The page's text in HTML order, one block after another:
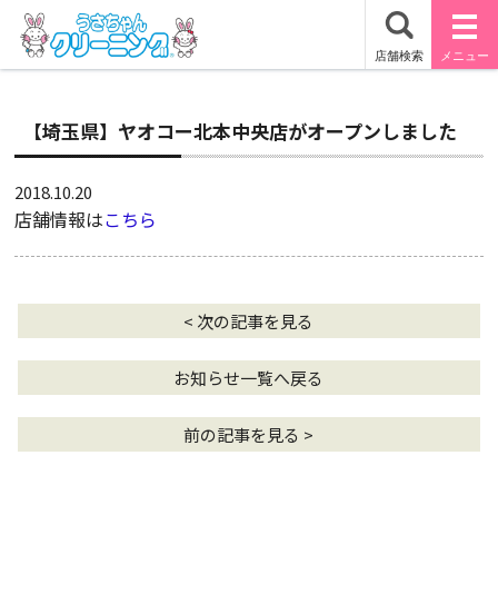
【埼玉県】ヤオコー北本中央店がオープンしました
2018.10.20
店舗情報はこちら
< 次の記事を見る
お知らせ一覧へ戻る
前の記事を見る >